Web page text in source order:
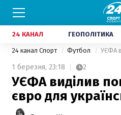
24 КАНАЛ ГЕОПОЛІТИКА
24 канал Спорт Футбол
1 березня, 23:18 2
УЄФА виділив
євро для